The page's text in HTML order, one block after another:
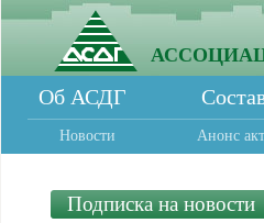
Об АСДГ
Новости Анонс
Подписка на новости